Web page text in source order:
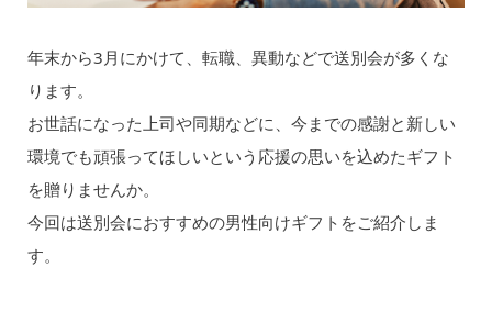
年末から3月にかけて、転職、異動などで送別会が多くな
ります。
お世話になった上司や同期などに、今までの感謝と新しい
環境でも頑張ってほしいという応援の思いを込めたギフト
を贈りませんか。
今回は送別会におすすめの男性向けギフトをご紹介しま
す。